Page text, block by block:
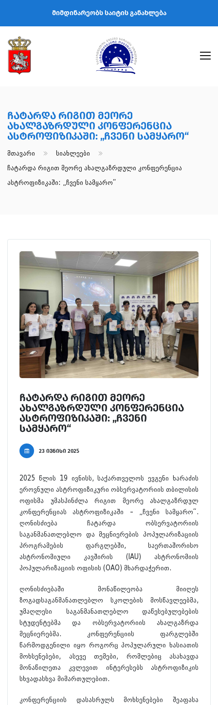
მიმდინარეობს საიტის განახლება
Ჩატარდა Რიგით Მეორე
Ახალგაზრდული Კონფერენცია
Ასტროფიზიკაში: „ჩვენი Სამყარო“
Მთავარი
Სიახლეები
Ჩატარდა Რიგით Მეორე Ახალგაზრდული Კონფერენცია
Ასტროფიზიკაში: „ჩვენი Სამყარო“
ჩატარდა რიგით მეორე
ახალგაზრდული კონფერენცია
ასტროფიზიკაში: „ჩვენი
სამყარო“
23 ივნისი 2025
2025 წლის 19 ივნისს, საქართველოს ევგენი ხარაძის
ეროვნული ასტროფიზიკური ობსერვატორიის თბილისის
ოფისმა უმასპინძლა რიგით მეორე ახალგაზრდულ
კონფერენციას ასტროფიზიკაში – „ჩვენი სამყარო“.
ღონისძიება ჩატარდა ობსერვატორიის
საგანმანათლებლო და მეცნიერების პოპულარიზაციის
პროგრამების ფარგლებში, საერთაშორისო
ასტრონომიული კავშირის (IAU) ასტრონომიის
პოპულარიზაციის ოფისის (OAO) მხარდაჭერით.
ღონისძიებაში მონაწილეობა მიიღეს
ზოგადსაგანმანათლებლო სკოლების მოსწავლეებმა,
უმაღლესი საგანმანათლებლო დაწესებულებების
სტუდენტებმა და ობსერვატორიის ახალგაზრდა
მეცნიერებმა. კონფერენციის ფარგლებში
წარმოდგენილი იყო როგორც პოპულარული ხასიათის
მოხსენებები, ასევე თემები, რომლებიც ასახავდა
მონაწილეთა კვლევით ინტერესებს ასტროფიზიკის
სხვადასხვა მიმართულებით.
კონფერენციის დასასრულს მოხსენებები შეაფასა